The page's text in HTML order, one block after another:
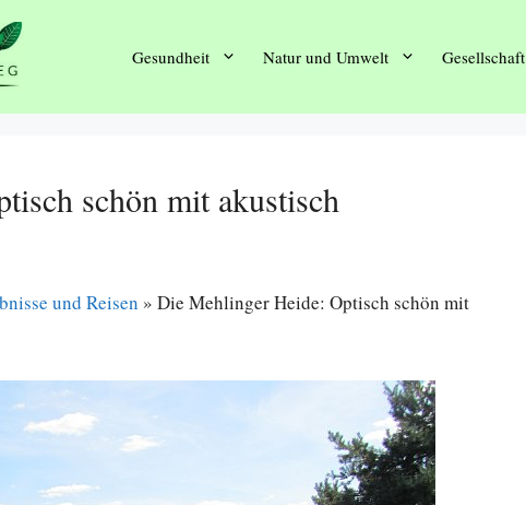
Gesundheit Natur und Umwelt Gesellschaft
schön mit akustisch
und Reisen » Die Mehlinger Heide: Optisch schön mit